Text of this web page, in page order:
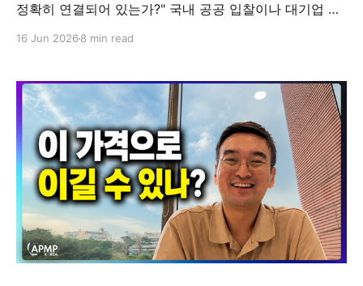
정확히 연결되어 있는가?" 국내 공공 입찰이나 대기업 제
들을 보면 의외로 아주 기본적이고 치명적인 곳에서 구멍
이 나 있습니다. 만약
16 Jun 2026 8 min read